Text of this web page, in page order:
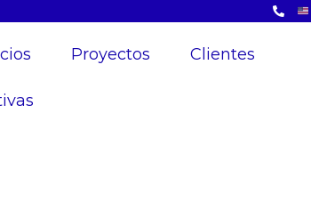
Proyectos Clientes